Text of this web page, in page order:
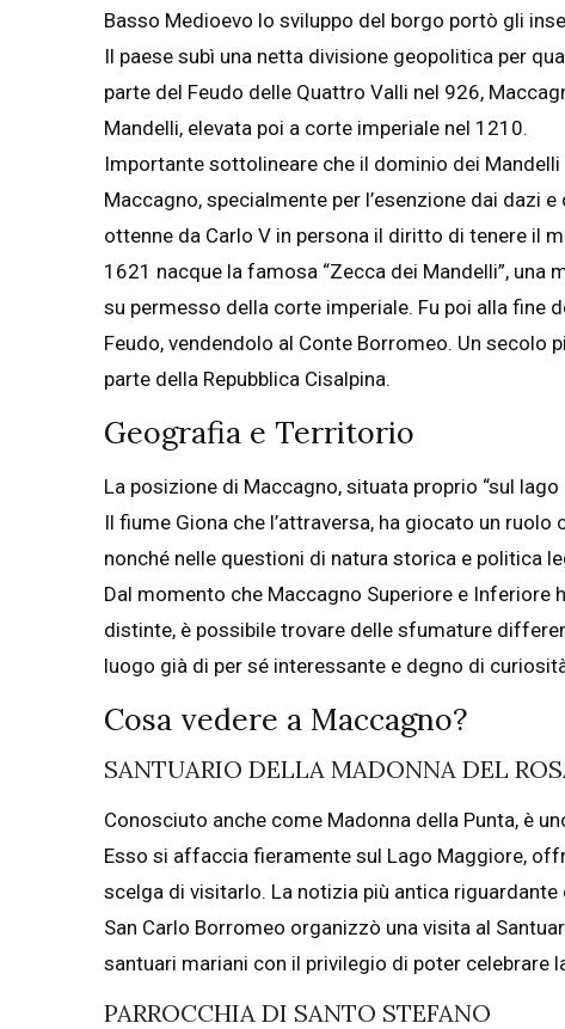
Basso Medioevo lo sviluppo del borgo portò gli
Il paese subì una netta divisione geopolitica per
parte del Feudo delle Quattro Valli nel 926,
Mandelli, elevata poi a corte imperiale nel 1210.
Importante sottolineare che il dominio dei
Maccagno, specialmente per l’esenzione dai dazi
ottenne da Carlo V in persona il diritto di tenere il
1621 nacque la famosa “Zecca dei Mandelli”,
su permesso della corte imperiale. Fu poi alla fine
Feudo, vendendolo al Conte Borromeo. Un secolo
parte della Repubblica Cisalpina.
Geografia e Territorio
La posizione di Maccagno, situata proprio “sul
Il fiume Giona che l’attraversa, ha giocato un
nonché nelle questioni di natura storica e politica
Dal momento che Maccagno Superiore e
distinte, è possibile trovare delle sfumature
luogo già di per sé interessante e degno di
Cosa vedere a Maccagno?
SANTUARIO DELLA MADONNA DEL
Conosciuto anche come Madonna della Punta, è
Esso si affaccia fieramente sul Lago Maggiore,
scelga di visitarlo. La notizia più antica
San Carlo Borromeo organizzò una visita al
santuari mariani con il privilegio di poter celebrare
PARROCCHIA DI SANTO STEFANO